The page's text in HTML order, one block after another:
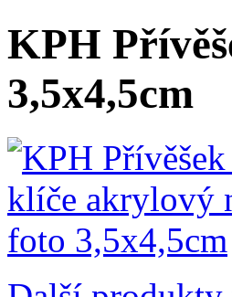
KPH
3,5x4,5cm